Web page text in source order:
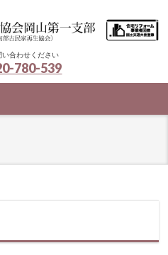
い合わせください
780-539